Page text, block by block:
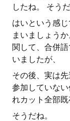
したね。 そうだ
はいという感
まいましょう
関して、合併
いましたが、
その後、実は
参加していな
れカット全部既
そうだね。